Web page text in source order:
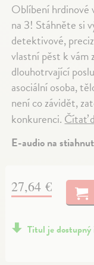
Oblíbení hrdinové
na 3! Stáhněte si
detektivové,
vlastní pěst k vám
dlouhotrvající
asociální osoba,
není co závidět,
konkurenci.Čítať
E-audio na
27,64 €
Titul je